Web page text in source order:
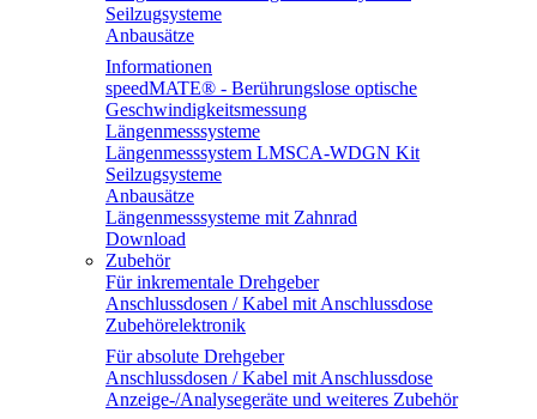
Seilzugsysteme
Anbausätze
Informationen
speedMATE® - Berührungslose optische
Geschwindigkeitsmessung
Längenmesssysteme
Längenmesssystem LMSCA-WDGN Kit
Seilzugsysteme
Anbausätze
Längenmesssysteme mit Zahnrad
Download
Zubehör
Für inkrementale Drehgeber
Anschlussdosen / Kabel mit Anschlussdose
Zubehörelektronik
Für absolute Drehgeber
Anschlussdosen / Kabel mit Anschlussdose
Anzeige-/Analysegeräte und weiteres Zubehör